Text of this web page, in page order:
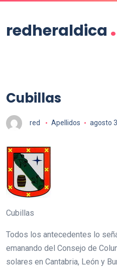
redheraldica .
Cubillas
red Apellidos agosto
Cubillas
Todos los antecedentes lo
emanando del Consejo de
solares en Cantabria, León y